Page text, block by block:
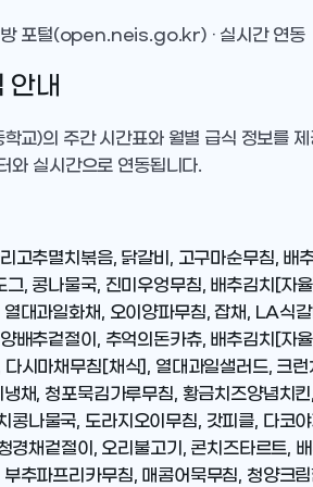
방 포털(open.neis.go.kr) · 실시간 연동
안내
학교)의 주간 시간표와 월별 급식 정보를
와 실시간으로 연동됩니다.
고추멸치볶음, 닭갈비, 고구마순무침, 배
그, 콩나물국, 진미우엉무침, 배추김치[자
대과일화채, 오이양파무침, 잡채, LA식
배추겉절이, 추억의돈카츄, 배추김치[자
다시마채무침[채식], 열대과일샐러드, 크
채, 청포묵김가루무침, 황금치즈양념치
콩나물국, 도라지오이무침, 갓피클, 다코
경채겉절이, 오리불고기, 콘치즈타르트,
추파프리카무침, 매콤어묵무침, 청양크림